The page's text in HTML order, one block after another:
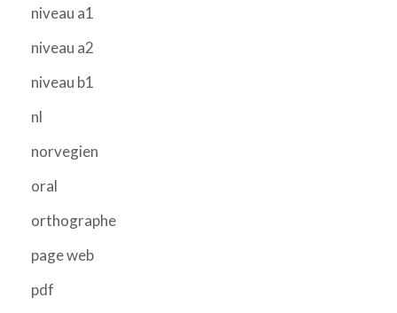
niveau a1
niveau a2
niveau b1
nl
norvegien
oral
orthographe
page web
pdf